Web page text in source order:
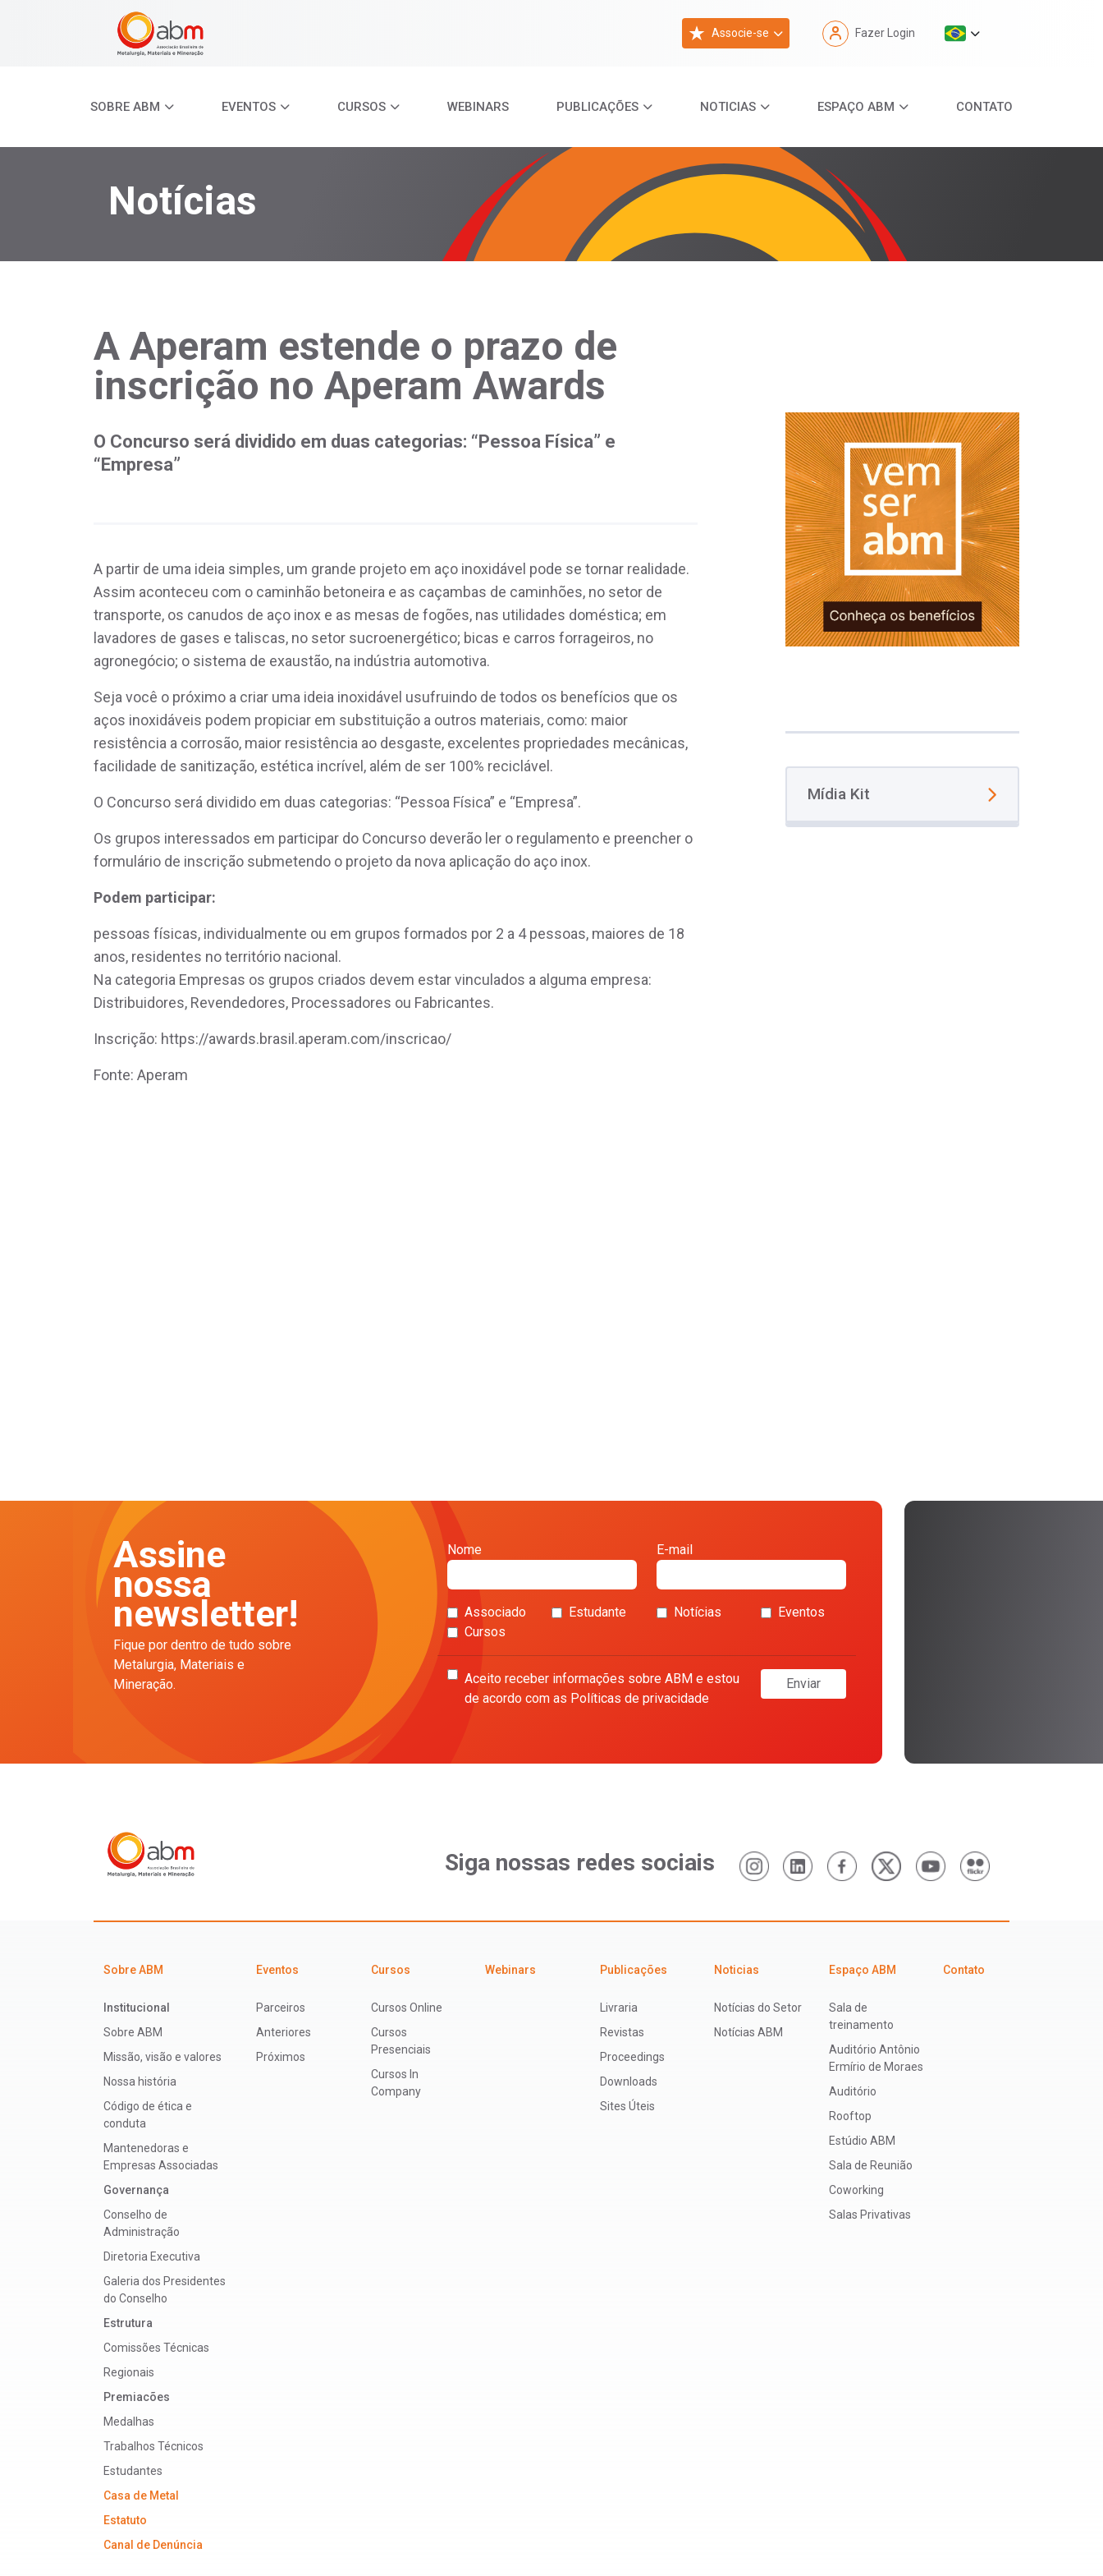
Associe-se Fazer Login
SOBRE ABM EVENTOS CURSOS WEBINARS PUBLICAÇÕES NOTICIAS ESPAÇO ABM CONTATO
Notícias
A Aperam estende o prazo de
inscrição no Aperam Awards
O Concurso será dividido em duas categorias: “Pessoa Física” e
“Empresa”
A partir de uma ideia simples, um grande projeto em aço inoxidável pode se tornar realidade.
Assim aconteceu com o caminhão betoneira e as caçambas de caminhões, no setor de
transporte, os canudos de aço inox e as mesas de fogões, nas utilidades doméstica; em
lavadores de gases e taliscas, no setor sucroenergético; bicas e carros forrageiros, no
agronegócio; o sistema de exaustão, na indústria automotiva.
Seja você o próximo a criar uma ideia inoxidável usufruindo de todos os benefícios que os
aços inoxidáveis podem propiciar em substituição a outros materiais, como: maior
resistência a corrosão, maior resistência ao desgaste, excelentes propriedades mecânicas,
facilidade de sanitização, estética incrível, além de ser 100% reciclável.
O Concurso será dividido em duas categorias: “Pessoa Física” e “Empresa”.
Os grupos interessados em participar do Concurso deverão ler o regulamento e preencher o
formulário de inscrição submetendo o projeto da nova aplicação do aço inox.
Podem participar:
pessoas físicas, individualmente ou em grupos formados por 2 a 4 pessoas, maiores de 18
anos, residentes no território nacional.
Na categoria Empresas os grupos criados devem estar vinculados a alguma empresa:
Distribuidores, Revendedores, Processadores ou Fabricantes.
Inscrição: https://awards.brasil.aperam.com/inscricao/
Fonte: Aperam
Mídia Kit
Assine
nossa
newsletter!
Fique por dentro de tudo sobre
Metalurgia, Materiais e
Mineração.
Nome E-mail
Associado Estudante Notícias
Eventos
Cursos
Aceito receber informações sobre ABM e estou
de acordo com as Políticas de privacidade
Enviar
Siga nossas redes sociais
Sobre ABM
Institucional
Sobre ABM
Missão, visão e valores
Nossa história
Código de ética e
conduta
Mantenedoras e
Empresas Associadas
Governança
Conselho de
Administração
Diretoria Executiva
Galeria dos Presidentes
do Conselho
Estrutura
Comissões Técnicas
Regionais
Premiacões
Medalhas
Trabalhos Técnicos
Estudantes
Casa de Metal
Estatuto
Canal de Denúncia
Eventos
Parceiros
Anteriores
Próximos
Cursos
Cursos Online
Cursos
Presenciais
Cursos In
Company
Webinars Publicações
Livraria
Revistas
Proceedings
Downloads
Sites Úteis
Noticias
Notícias do Setor
Notícias ABM
Espaço ABM
Sala de
treinamento
Auditório Antônio
Ermírio de Moraes
Auditório
Rooftop
Estúdio ABM
Sala de Reunião
Coworking
Salas Privativas
Contato